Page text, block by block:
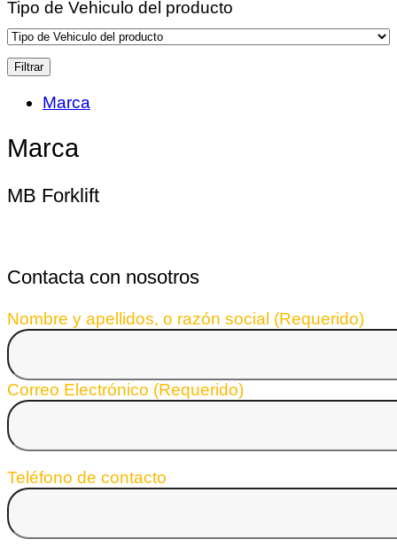
Tipo de Vehiculo del producto
Filtrar
Marca
Marca
MB Forklift
Contacta con nosotros
Nombre y apellidos, o razón social (Requerido)
Correo Electrónico (Requerido)
Teléfono de contacto